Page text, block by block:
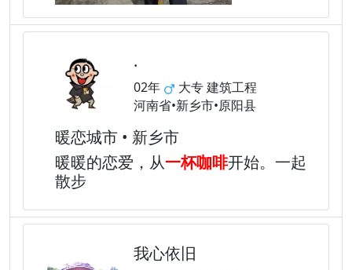
.
02年
大专 建筑工程
河南省•新乡市•原阳县
暖恋城市 • 新乡市
暖暖的恋爱，从一杯咖啡开始。一起
散步
我心依旧